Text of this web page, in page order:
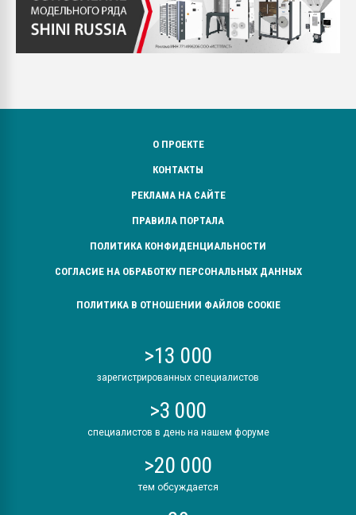
О ПРОЕКТЕ
КОНТАКТЫ
РЕКЛАМА НА САЙТЕ
ПРАВИЛА ПОРТАЛА
ПОЛИТИКА КОНФИДЕНЦИАЛЬНОСТИ
СОГЛАСИЕ НА ОБРАБОТКУ ПЕРСОНАЛЬНЫХ ДАННЫХ
ПОЛИТИКА В ОТНОШЕНИИ ФАЙЛОВ COOKIE
>13 000
зарегистрированных специалистов
>3 000
специалистов в день на нашем форуме
>20 000
тем обсуждается